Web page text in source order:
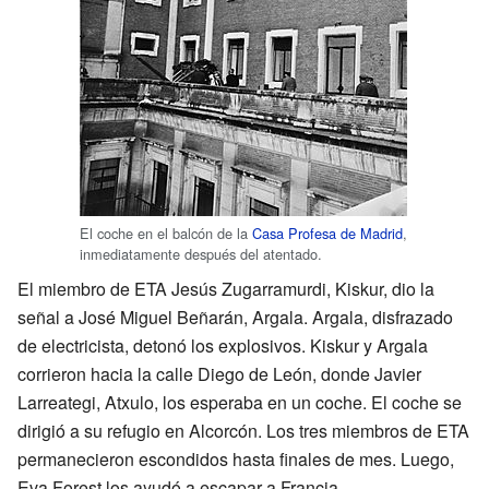
El coche en el balcón de la Casa Profesa de Madrid,
inmediatamente después del atentado.
El miembro de ETA Jesús Zugarramurdi, Kiskur, dio la
señal a José Miguel Beñarán, Argala. Argala, disfrazado
de electricista, detonó los explosivos. Kiskur y Argala
corrieron hacia la calle Diego de León, donde Javier
Larreategi, Atxulo, los esperaba en un coche. El coche se
dirigió a su refugio en Alcorcón. Los tres miembros de ETA
permanecieron escondidos hasta finales de mes. Luego,